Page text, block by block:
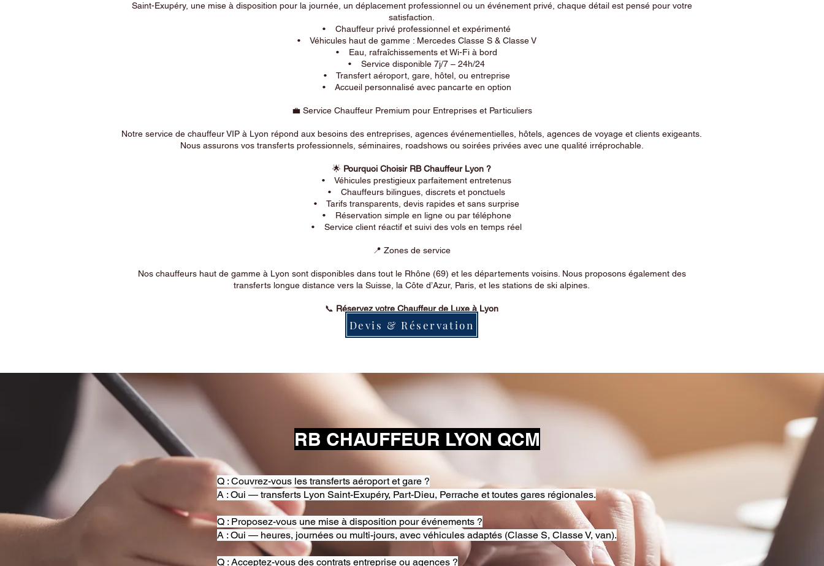
Saint-Exupéry, une mise à disposition pour la journée, un déplacement professionnel ou un événement privé, chaque détail est pensé pour votre
satisfaction.
• Chauffeur privé professionnel et expérimenté
• Véhicules haut de gamme : Mercedes Classe S & Classe V
• Eau, rafraîchissements et Wi-Fi à bord
• Service disponible 7j/7 – 24h/24
• Transfert aéroport, gare, hôtel, ou entreprise
• Accueil personnalisé avec pancarte en option
💼 Service Chauffeur Premium pour Entreprises et Particuliers
Notre service de chauffeur VIP à Lyon répond aux besoins des entreprises, agences événementielles, hôtels, agences de voyage et clients exigeants.
Nous assurons vos transferts professionnels, séminaires, roadshows ou soirées privées avec une qualité irréprochable.
🌟 Pourquoi Choisir RB Chauffeur Lyon ?
• Véhicules prestigieux parfaitement entretenus
• Chauffeurs bilingues, discrets et ponctuels
• Tarifs transparents, devis rapides et sans surprise
• Réservation simple en ligne ou par téléphone
• Service client réactif et suivi des vols en temps réel
📍 Zones de service
Nos chauffeurs haut de gamme à Lyon sont disponibles dans tout le Rhône (69) et les départements voisins. Nous proposons également des
transferts longue distance vers la Suisse, la Côte d’Azur, Paris, et les stations de ski alpines.
📞 Réservez votre Chauffeur de Luxe à Lyon
Devis & Réservation
RB CHAUFFEUR LYON QCM
Q : Couvrez-vous les transferts aéroport et gare ?
A : Oui — transferts Lyon Saint-Exupéry, Part-Dieu, Perrache et toutes gares régionales.
Q : Proposez-vous une mise à disposition pour événements ?
A : Oui — heures, journées ou multi-jours, avec véhicules adaptés (Classe S, Classe V, van).
Q : Acceptez-vous des contrats entreprise ou agences ?